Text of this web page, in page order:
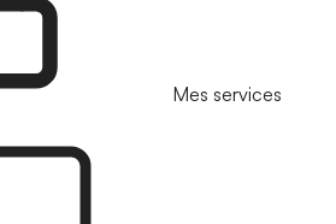
Mes services